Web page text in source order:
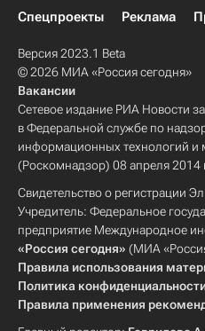
Спецпроекты
Реклама
Версия 2023.1 Beta
© 2026 МИА «Россия сегодня»
Вакансии
Сетевое издание РИА Новости
в Федеральной службе по
информационных технологий и
(Роскомнадзор) 08 апреля 2014
Свидетельство о регистрации
Учредитель: Федеральное
предприятие Международное
«Россия сегодня» (МИА
Правила использования
Политика
Правила применения